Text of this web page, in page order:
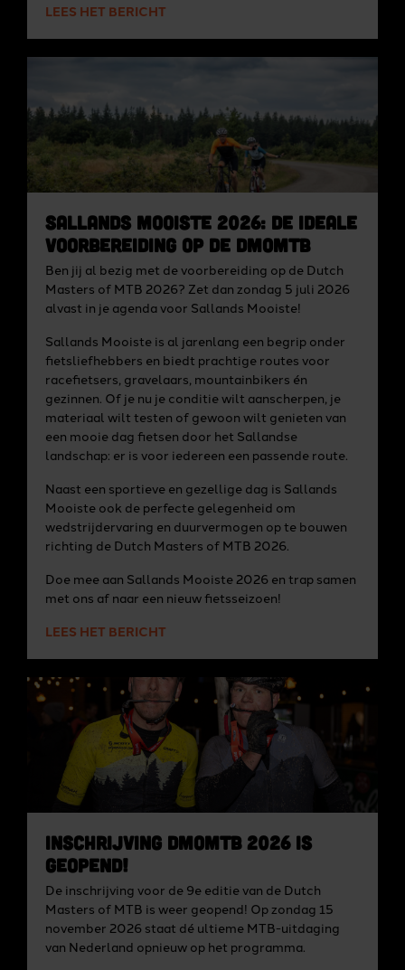
LEES HET BERICHT
Sallands Mooiste 2026: de ideale
voorbereiding op de DMoMTB
Ben jij al bezig met de voorbereiding op de Dutch
Masters of MTB 2026? Zet dan zondag 5 juli 2026
alvast in je agenda voor Sallands Mooiste!
Sallands Mooiste is al jarenlang een begrip onder
fietsliefhebbers en biedt prachtige routes voor
racefietsers, gravelaars, mountainbikers én
gezinnen. Of je nu je conditie wilt aanscherpen, je
materiaal wilt testen of gewoon wilt genieten van
een mooie dag fietsen door het Sallandse
landschap: er is voor iedereen een passende route.
Naast een sportieve en gezellige dag is Sallands
Mooiste ook de perfecte gelegenheid om
wedstrijdervaring en duurvermogen op te bouwen
richting de Dutch Masters of MTB 2026.
Doe mee aan Sallands Mooiste 2026 en trap samen
met ons af naar een nieuw fietsseizoen!
LEES HET BERICHT
Inschrijving DMoMTB 2026 is
geopend!
De inschrijving voor de 9e editie van de Dutch
Masters of MTB is weer geopend! Op zondag 15
november 2026 staat dé ultieme MTB-uitdaging
van Nederland opnieuw op het programma.